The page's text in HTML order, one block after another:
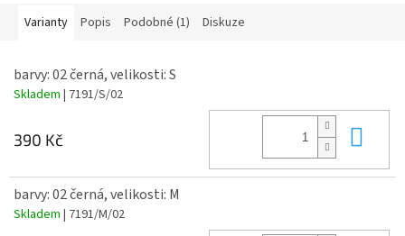
Varianty Popis Podobné (1) Diskuze
barvy: 02 černá, velikosti: S
Skladem | 7191/S/02
390 Kč
barvy: 02 černá, velikosti: M
Skladem | 7191/M/02